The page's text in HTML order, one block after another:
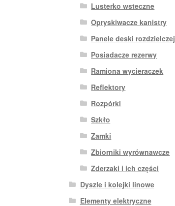
Lusterko wsteczne
Opryskiwacze kanistry
Panele deski rozdzielczej
Posiadacze rezerwy
Ramiona wycieraczek
Reflektory
Rozpórki
Szkło
Zamki
Zbiorniki wyrównawcze
Zderzaki i ich części
Dyszle i kolejki linowe
Elementy elektryczne